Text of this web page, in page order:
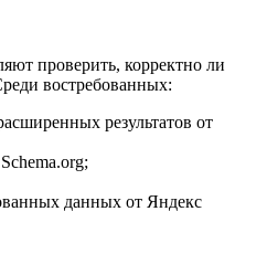
проверить, корректно ли
востребованных:
результатов от
данных от Яндекс